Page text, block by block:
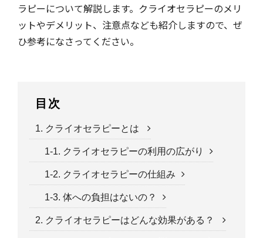
ラピーについて解説します。クライオセラピーのメリ
ットやデメリット、注意点なども紹介しますので、ぜ
ひ参考になさってください。
目次
1. クライオセラピーとは
1-1. クライオセラピーの利用の広がり
1-2. クライオセラピーの仕組み
1-3. 体への負担はないの？
2. クライオセラピーはどんな効果がある？